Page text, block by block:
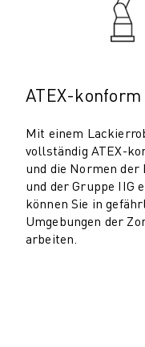
LUFT- UND RAUMFAHRT
ELEKTRISCHE FAHRZEUGE
ELEKTRONIK
LEBENSMITTEL UND
MEDIZIN
KUNSTSTOFFE
ATEX-konform
Mit einem
vollständig ATEX-
und die Normen der
und der Gruppe IIG
können Sie in
Umgebungen der
arbeiten.